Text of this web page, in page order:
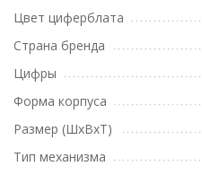
Цвет циферблата
Страна бренда
Цифры
Форма корпуса
Размер (ШхВхТ)
Тип механизма